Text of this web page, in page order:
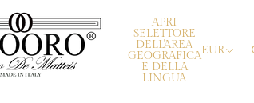
APRI
SELETTORE
DELL'AREA
GEOGRAFICA
E DELLA
LINGUA
EUR